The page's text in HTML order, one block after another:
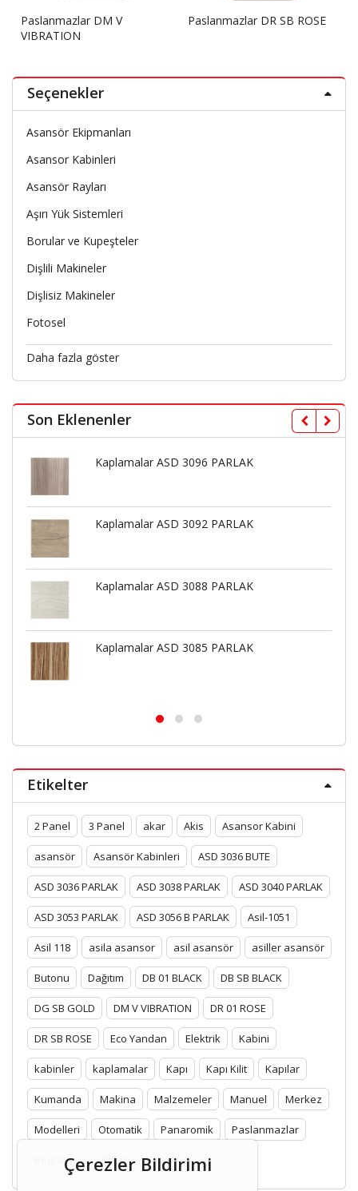
Paslanmazlar DM V
VIBRATION
Paslanmazlar DR SB ROSE
Seçenekler
Asansör Ekipmanları
Asansor Kabinleri
Asansör Rayları
Aşırı Yük Sistemleri
Borular ve Kupeşteler
Dişlili Makineler
Dişlisiz Makineler
Fotosel
Daha fazla göster
Son Eklenenler
Kaplamalar ASD 3096 PARLAK
Kaplamalar ASD 3092 PARLAK
Kaplamalar ASD 3088 PARLAK
Kaplamalar ASD 3085 PARLAK
Etikelter
2 Panel 3 Panel akar Akis Asansor Kabini
asansör Asansör Kabinleri ASD 3036 BUTE
ASD 3036 PARLAK ASD 3038 PARLAK ASD 3040 PARLAK
ASD 3053 PARLAK ASD 3056 B PARLAK Asil-1051
Asil 118 asila asansor asil asansör asiller asansör
Butonu Dağıtım DB 01 BLACK DB SB BLACK
DG SB GOLD DM V VIBRATION DR 01 ROSE
DR SB ROSE Eco Yandan Elektrik Kabini
kabinler kaplamalar Kapı Kapı Kilit Kapılar
Kumanda Makina Malzemeler Manuel Merkez
Modelleri Otomatik Panaromik Paslanmazlar
Regülatör Tavan
Çerezler Bildirimi